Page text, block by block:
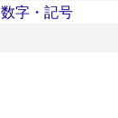
数字・記号